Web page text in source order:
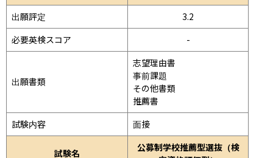
出願評定
3.2
必要英検スコア
-
出願書類
志望理由書
事前課題
その他書類
推薦書
試験内容
面接
試験名
公募制学校推薦型選抜（検